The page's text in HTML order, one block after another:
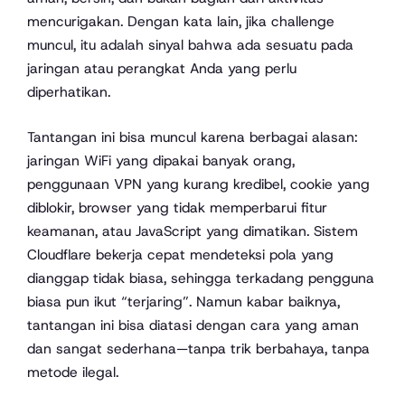
mencurigakan. Dengan kata lain, jika challenge
muncul, itu adalah sinyal bahwa ada sesuatu pada
jaringan atau perangkat Anda yang perlu
diperhatikan.
Tantangan ini bisa muncul karena berbagai alasan:
jaringan WiFi yang dipakai banyak orang,
penggunaan VPN yang kurang kredibel, cookie yang
diblokir, browser yang tidak memperbarui fitur
keamanan, atau JavaScript yang dimatikan. Sistem
Cloudflare bekerja cepat mendeteksi pola yang
dianggap tidak biasa, sehingga terkadang pengguna
biasa pun ikut “terjaring”. Namun kabar baiknya,
tantangan ini bisa diatasi dengan cara yang aman
dan sangat sederhana—tanpa trik berbahaya, tanpa
metode ilegal.